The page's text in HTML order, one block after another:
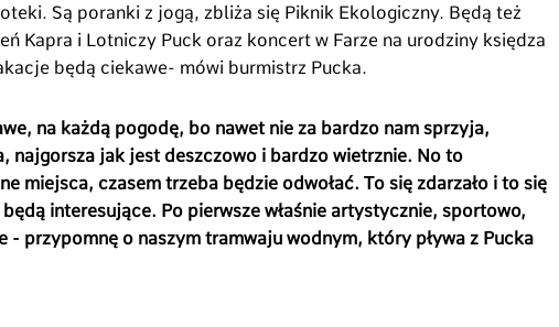
Są poranki z jogą, zbliża się Piknik Ekologiczny. Będą też
Kapra i Lotniczy Puck oraz koncert w Farze na urodziny księdza
będą ciekawe- mówi burmistrz Pucka.
na każdą pogodę, bo nawet nie za bardzo nam sprzyja,
najgorsza jak jest deszczowo i bardzo wietrznie. No to
miejsca, czasem trzeba będzie odwołać. To się zdarzało i to się
interesujące. Po pierwsze właśnie artystycznie, sportowo,
- przypomnę o naszym tramwaju wodnym, który pływa z Pucka